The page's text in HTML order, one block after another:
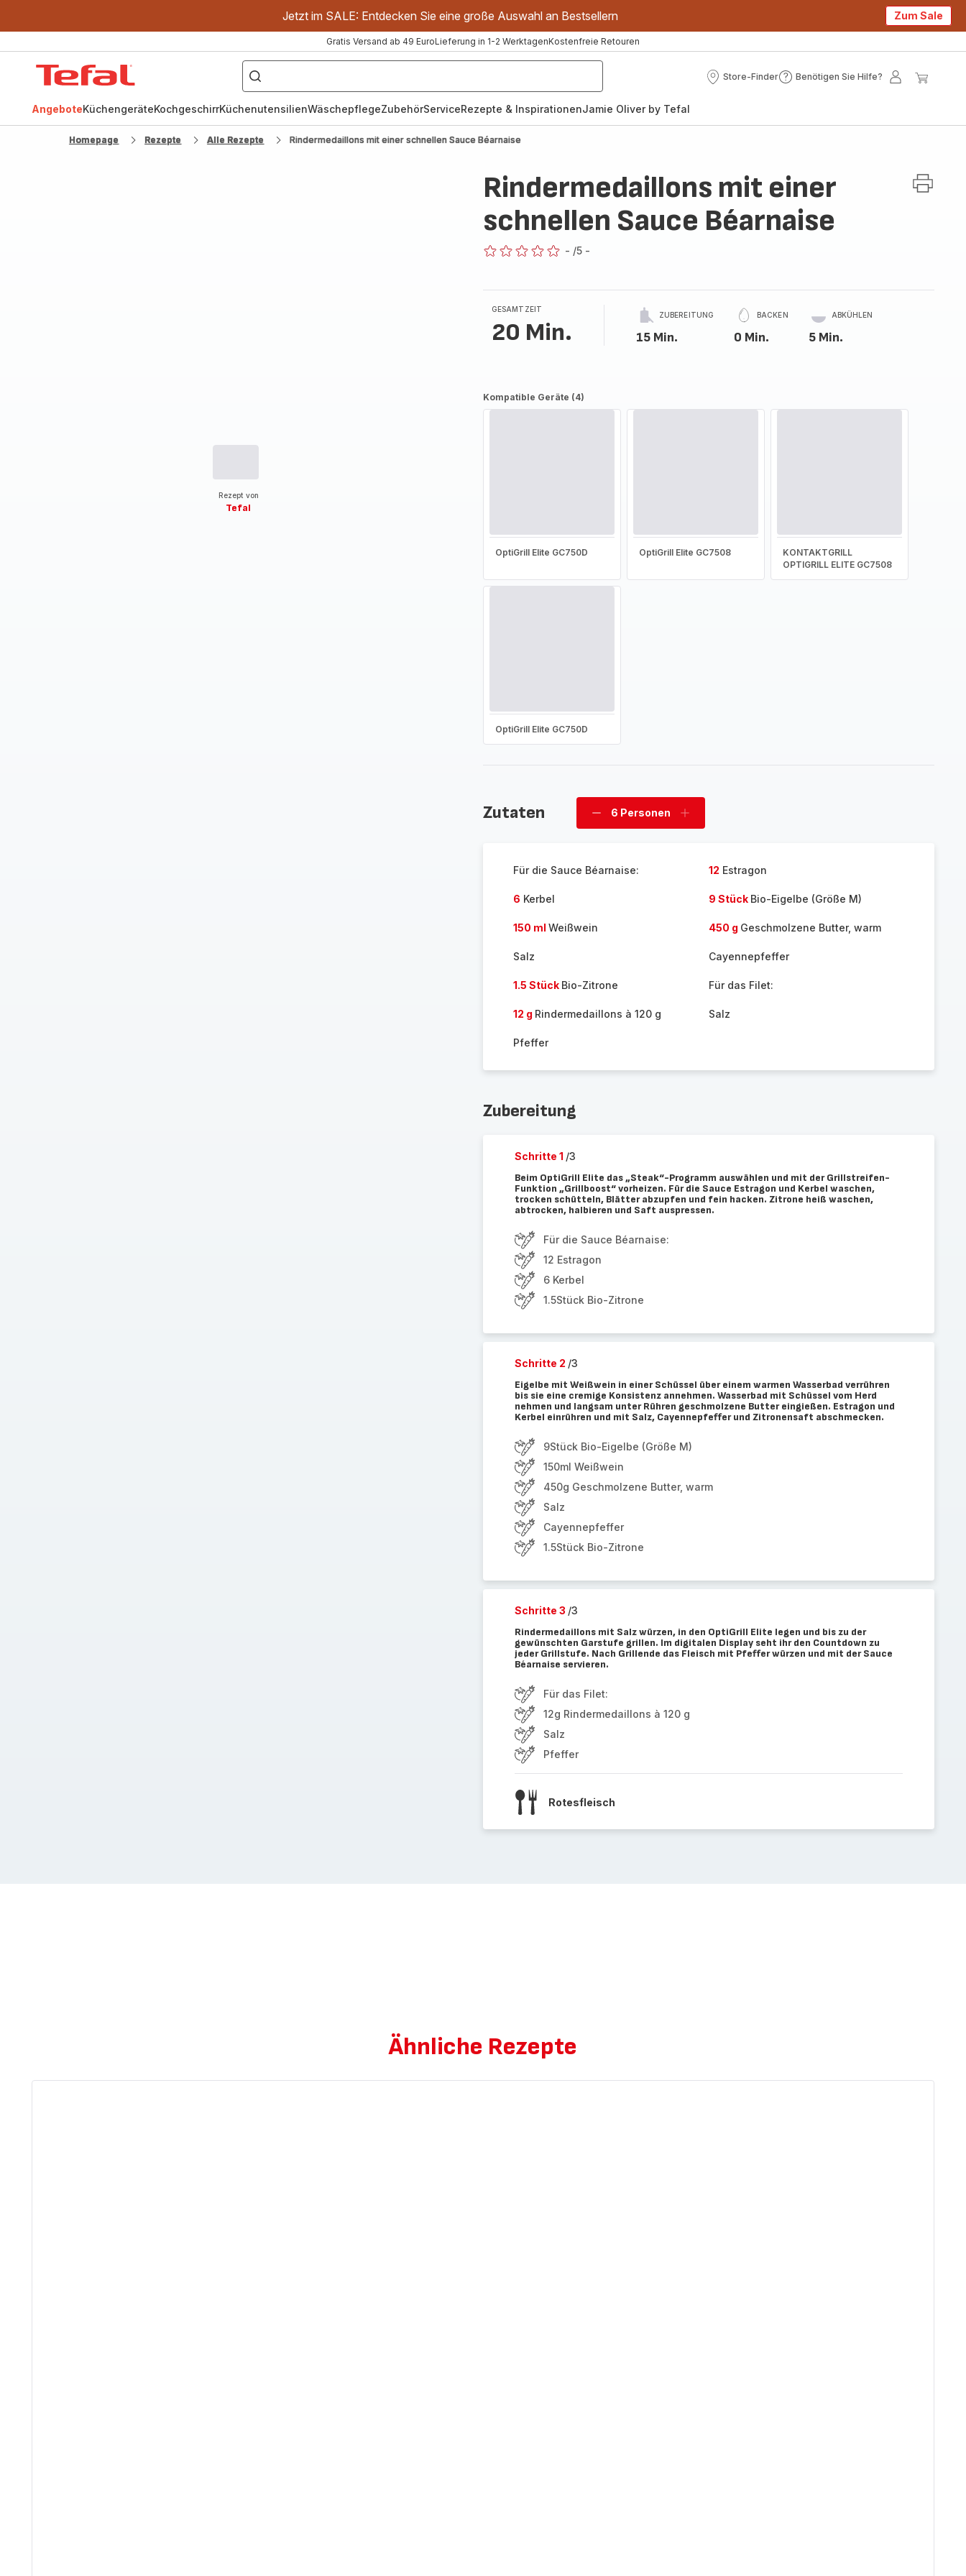
Jetzt im SALE: Entdecken Sie eine große Auswahl an Bestsellern Zum Sale
Gratis Versand ab 49 EuroLieferung in 1-2 WerktagenKostenfreie Retouren
["OptiGrill","Easy
Fry","Pfanne"]
Store-Finder
Store-
Benötigen Sie Hilfe?
Benötigen
Mein
AngeboteKüchengeräteKochgeschirrKüchenutensilienWäschepflegeZubehörServiceRezepte & InspirationenJamie Oliver by Tefal
Homepage Rezepte Alle Rezepte Rindermedaillons mit einer schnellen Sauce Béarnaise
Rezept von
Tefal
Rindermedaillons mit einer
schnellen Sauce Béarnaise
- /5 -
GESAMTZEIT
20 Min.
ZUBEREITUNG
15 Min.
BACKEN
0 Min.
ABKÜHLEN
5 Min.
Kompatible Geräte (4)
OptiGrill Elite GC750D OptiGrill Elite GC7508
KONTAKTGRILL
OPTIGRILL ELITE GC7508
OptiGrill Elite GC750D
Zutaten
Personen
6 Personen
Personen
Für die Sauce Béarnaise: 12 Estragon
6 Kerbel 9 Stück Bio-Eigelbe (Größe M)
150 ml Weißwein 450 g Geschmolzene Butter, warm
Salz Cayennepfeffer
1.5 Stück Bio-Zitrone Für das Filet:
12 g Rindermedaillons à 120 g Salz
Pfeffer
Zubereitung
Schritte 1 /3
Beim OptiGrill Elite das „Steak“-Programm auswählen und mit der Grillstreifen-
Funktion „Grillboost“ vorheizen. Für die Sauce Estragon und Kerbel waschen,
trocken schütteln, Blätter abzupfen und fein hacken. Zitrone heiß waschen,
abtrocken, halbieren und Saft auspressen.
Für die Sauce Béarnaise:
12 Estragon
6 Kerbel
1.5Stück Bio-Zitrone
Schritte 2 /3
Eigelbe mit Weißwein in einer Schüssel über einem warmen Wasserbad verrühren
bis sie eine cremige Konsistenz annehmen. Wasserbad mit Schüssel vom Herd
nehmen und langsam unter Rühren geschmolzene Butter eingießen. Estragon und
Kerbel einrühren und mit Salz, Cayennepfeffer und Zitronensaft abschmecken.
9Stück Bio-Eigelbe (Größe M)
150ml Weißwein
450g Geschmolzene Butter, warm
Salz
Cayennepfeffer
1.5Stück Bio-Zitrone
Schritte 3 /3
Rindermedaillons mit Salz würzen, in den OptiGrill Elite legen und bis zu der
gewünschten Garstufe grillen. Im digitalen Display seht ihr den Countdown zu
jeder Grillstufe. Nach Grillende das Fleisch mit Pfeffer würzen und mit der Sauce
Béarnaise servieren.
Für das Filet:
12g Rindermedaillons à 120 g
Salz
Pfeffer
Rotesfleisch
Ähnliche Rezepte